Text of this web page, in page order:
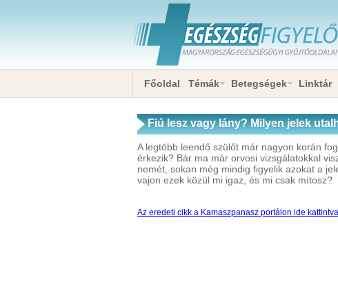
Főoldal Témák Betegségek Linktár
Fiú lesz vagy lány? Milyen jelek
A legtöbb leendő szülőt már nagyon korán
érkezik? Bár ma már orvosi vizsgálatokkal
nemét, sokan még mindig figyelik azokat a
vajon ezek közül mi igaz, és mi csak mítosz?
Az eredeti cikk a Kamaszpanasz portálon ide